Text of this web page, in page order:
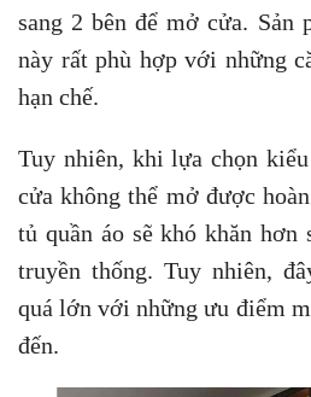
sang 2 bên để mở cửa. Sản
này rất phù hợp với những
hạn chế.
Tuy nhiên, khi lựa chọn
cửa không thể mở được
tủ quần áo sẽ khó khăn
truyền thống. Tuy nhiên,
quá lớn với những ưu điểm
đến.